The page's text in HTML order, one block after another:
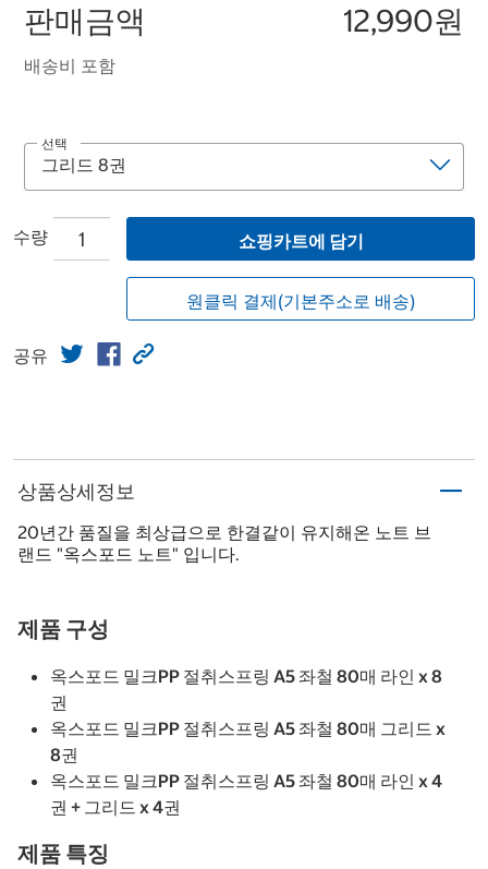
판매금액 12,990원
배송비 포함
선택
수량 쇼핑카트에 담기
원클릭 결제(기본주소로 배송)
공유
상품상세정보
20년간 품질을 최상급으로 한결같이 유지해온 노트 브
랜드 "옥스포드 노트" 입니다.
제품 구성
옥스포드 밀크PP 절취스프링 A5 좌철 80매 라인 x 8
권
옥스포드 밀크PP 절취스프링 A5 좌철 80매 그리드 x
8권
옥스포드 밀크PP 절취스프링 A5 좌철 80매 라인 x 4
권 + 그리드 x 4권
제품 특징